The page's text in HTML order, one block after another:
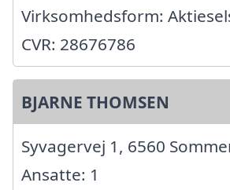
Virksomhedsform:
CVR: 28676786
BJARNE THOMSEN
Syvagervej 1, 6560
Ansatte: 1